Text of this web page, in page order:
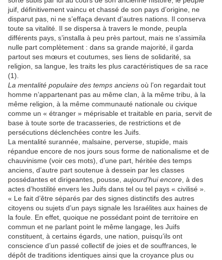
juif, définitivement vaincu et chassé de son pays d’origine, ne
disparut pas, ni ne s’effaça devant d’autres nations. Il conserva
toute sa vitalité. Il se dispersa à travers le monde, peupla
différents pays, s’installa à peu près partout, mais ne s’assimila
nulle part complètement : dans sa grande majorité, il garda
partout ses mœurs et coutumes, ses liens de solidarité, sa
religion, sa langue, les traits les plus caractéristiques de sa race
(1).
La mentalité populaire des temps anciens où l’on regardait tout
homme n’appartenant pas au même clan, à la même tribu, à la
même religion, à la même communauté nationale ou civique
comme un « étranger » méprisable et traitable en paria, servit de
base à toute sorte de tracasseries, de restrictions et de
persécutions déclenchées contre les Juifs.
La mentalité surannée, malsaine, perverse, stupide, mais
répandue encore de nos jours sous forme de nationalisme et de
chauvinisme (voir ces mots), d’une part, héritée des temps
anciens, d’autre part soutenue à dessein par les classes
possédantes et dirigeantes, pousse, aujourd’hui encore , à des
actes d’hostilité envers les Juifs dans tel ou tel pays « civilisé ».
« Le fait d’être séparés par des signes distinctifs des autres
citoyens ou sujets d’un pays signale les Israélites aux haines de
la foule. En effet, quoique ne possédant point de territoire en
commun et ne parlant point le même langage, les Juifs
constituent, à certains égards, une nation, puisqu’ils ont
conscience d’un passé collectif de joies et de souffrances, le
dépôt de traditions identiques ainsi que la croyance plus ou